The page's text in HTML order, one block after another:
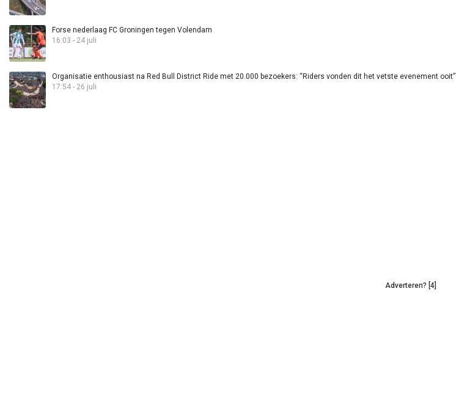
Forse nederlaag FC Groningen tegen Volendam
16:03 - 24 juli
Organisatie enthousiast na Red Bull District Ride met 20.000 bezoekers: “Riders vonden dit het vetste evenement ooit”
17:54 - 26 juli
Adverteren? [4]